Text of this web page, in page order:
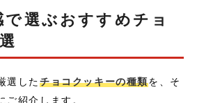
で選ぶおすすめチョ
選したチョコクッキーの種類を、そ
ご紹介します。